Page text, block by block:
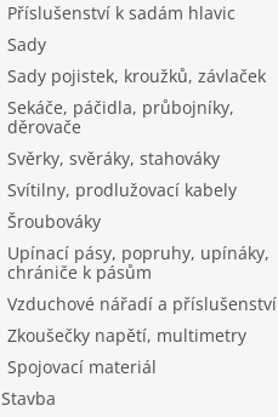
Příslušenství k sadám hlavic
Sady
Sady pojistek, kroužků, závlaček
Sekáče, páčidla, průbojníky,
děrovače
Svěrky, svěráky, stahováky
Svítilny, prodlužovací kabely
Šroubováky
Upínací pásy, popruhy, upínáky,
chrániče k pásům
Vzduchové nářadí a příslušenství
Zkoušečky napětí, multimetry
Spojovací materiál
Stavba